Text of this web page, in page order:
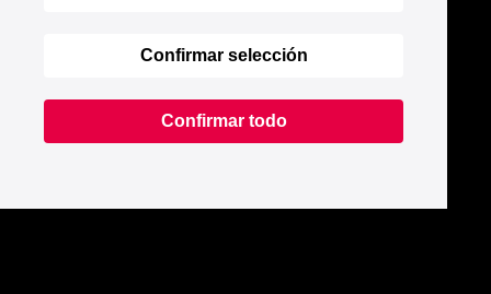
Confirmar selección
Confirmar todo